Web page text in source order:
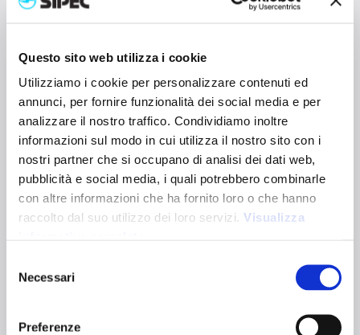
Questo sito web utilizza i cookie
Utilizziamo i cookie per personalizzare contenuti ed
annunci, per fornire funzionalità dei social media e per
analizzare il nostro traffico. Condividiamo inoltre
informazioni sul modo in cui utilizza il nostro sito con i
nostri partner che si occupano di analisi dei dati web,
pubblicità e social media, i quali potrebbero combinarle
con altre informazioni che ha fornito loro o che hanno
raccolto dal suo utilizzo dei loro servizi. Visualizza
delNecessari
Preferenze
CORNIGLIA 280
Borsa shopper carbon neutral in cotone riciclato da 280
g/m² con effetto mélange. Dotata di soffietto e manici
lunghi per un comodo trasporto a mano e a spalla. Grazie
ai progetti di compensazione, questa shopper non
contribuisce al riscaldamento globale. È certificata GRS
(Global Recycled Standard).
Dimensioni:38 x 42 x 8 cm
Dimensioni manici: 70 x 2,5 cm
Capacità: 12L
Varianti colori:
Certificazioni: